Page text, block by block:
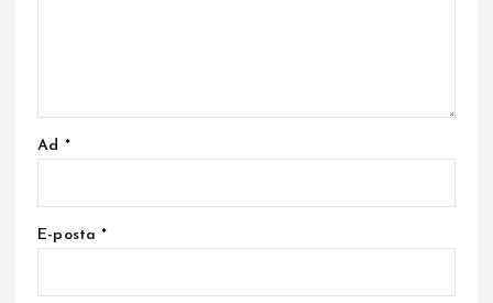
Ad *
E-posta*